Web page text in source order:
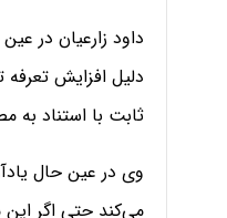
داود زارعیان در
دلیل افزایش تعرفه
ثابت با استناد
وی در عین حال
می‌کند حتی اگر